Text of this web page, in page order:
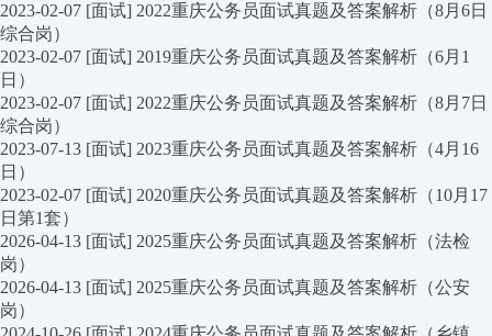
2023-02-07 [面试] 2022重庆公务员面试真题及答案解析（8月6日
综合岗）
2023-02-07 [面试] 2019重庆公务员面试真题及答案解析（6月1
日）
2023-02-07 [面试] 2022重庆公务员面试真题及答案解析（8月7日
综合岗）
2023-07-13 [面试] 2023重庆公务员面试真题及答案解析（4月16
日）
2023-02-07 [面试] 2020重庆公务员面试真题及答案解析（10月17
日第1套）
2026-04-13 [面试] 2025重庆公务员面试真题及答案解析（法检
岗）
2026-04-13 [面试] 2025重庆公务员面试真题及答案解析（公安
岗）